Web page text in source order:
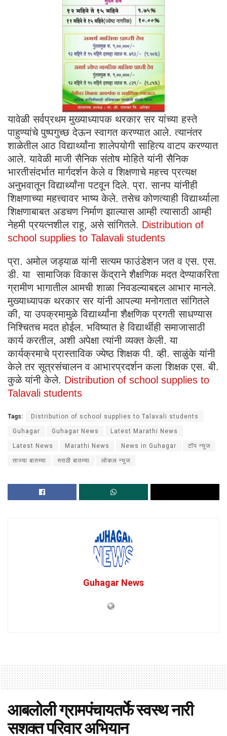
यावेळी सर्वप्रथम मुख्याध्यापक थरकार सर यांच्या हस्ते
पाहुण्यांचे पुष्पगुच्छ देऊन स्वागत करण्यात आले. त्यानंतर
शाळेतील आठ विद्यार्थ्यांना शालेपयोगी साहित्य वाटप करण्यात
आले. यावेळी माजी सैनिक संतोष मोहिते यांनी सैनिक
भारतीसंदर्भात मार्गदर्शन केले व शिक्षणाचे महत्त्व प्रत्यक्ष
अनुभवातून विद्यार्थ्यांना पटवून दिले. प्रा. सानप यांनीही
शिक्षणाच्या महत्त्वावर भाष्य केले. तसेच कोणत्याही विद्यार्थ्याला
शिक्षणाबाबत अडचण निर्माण झाल्यास आम्ही त्यासाठी आम्ही
नेहमी प्रयत्नशील राहू, असे सांगितले. Distribution of
school supplies to Talavali students
प्रा. अमोल जड्याळ यांनी सत्यम फाउंडेशन जत व एस. एस.
डी. या सामाजिक विकास केंद्राने शैक्षणिक मदत देण्याकरिता
ग्रामीण भागातील आमची शाळा निवडल्याबद्दल आभार मानले.
मुख्याध्यापक थरकार सर यांनी आपल्या मनोगतात सांगितले
की, या उपक्रमामुळे विद्यार्थ्यांना शैक्षणिक प्रगती साधण्यास
निश्चितच मदत होईल. भविष्यात हे विद्यार्थीही समाजासाठी
कार्य करतील, अशी अपेक्षा त्यांनी व्यक्त केली. या
कार्यक्रमाचे प्रास्ताविक ज्येष्ठ शिक्षक पी. व्ही. साळुंके यांनी
केले तर सूत्रसंचालन व आभारप्रदर्शन कला शिक्षक एस. बी.
कुळे यांनी केले. Distribution of school supplies to
Talavali students
Tags: Distribution of school supplies to Talavali students
Guhagar Guhagar News Latest Marathi News
Latest News Marathi News News in Guhagar टॉप न्युज
ताज्या बातम्या मराठी बातम्या लोकल न्युज
Guhagar News
आबलोली ग्रामपंचायतर्फे स्वस्थ नारी
सशक्त परिवार अभियान